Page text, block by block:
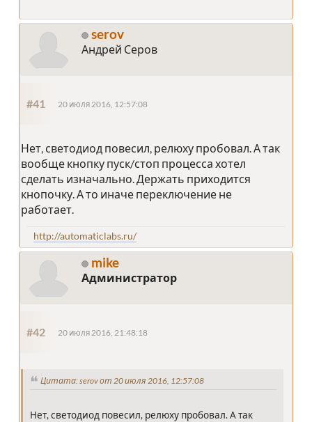
serov
Андрей Серов
#41 20 июля 2016, 12:57:08
Нет, светодиод повесил, релюху пробовал. А так
вообще кнопку пуск/стоп процесса хотел
сделать изначально. Держать приходится
кнопочку. А то иначе переключение не
работает.
http://automaticlabs.ru/
mike
Администратор
#42 20 июля 2016, 21:48:18
Цитата: serov от 20 июля 2016, 12:57:08
Нет, светодиод повесил, релюху пробовал. А так